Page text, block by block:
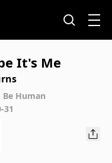
It's Me
Be Human
31